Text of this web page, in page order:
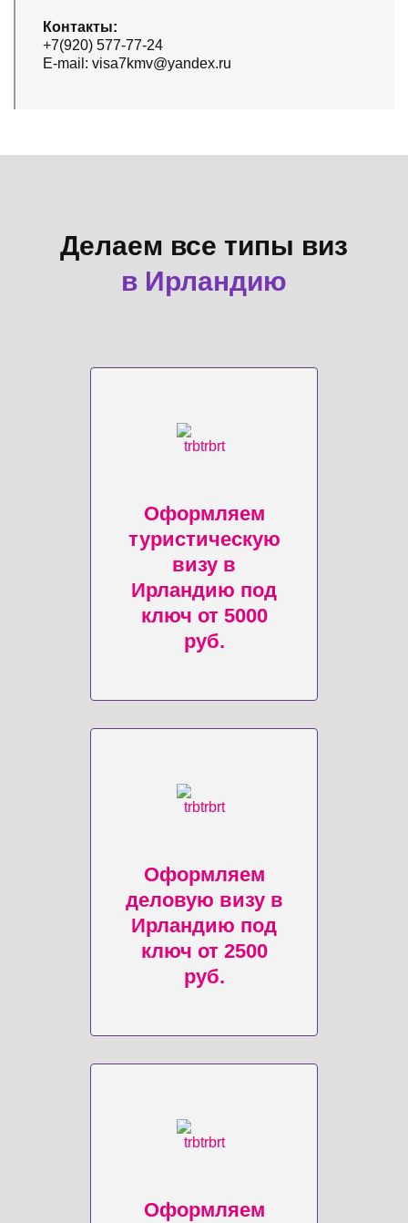
Контакты:
+7(920) 577-77-24
E-mail: visa7kmv@yandex.ru
Делаем все типы виз
в Ирландию
Оформляем
туристическую
визу в
Ирландию под
ключ от 5000
руб.
Оформляем
деловую визу в
Ирландию под
ключ от 2500
руб.
Оформляем